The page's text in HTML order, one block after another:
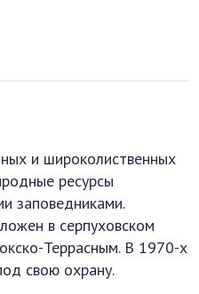
и широколиственных
ресурсы
заповедниками.
в серпуховском
Террасным. В 1970-х
свою охрану.